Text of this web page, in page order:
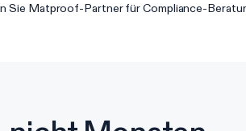
Sie Matproof-Partner für Compliance-